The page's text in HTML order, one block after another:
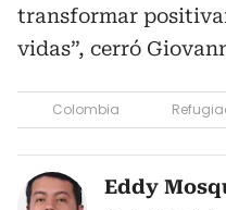
transformar
vidas”, cerró
Colombia
Eddy